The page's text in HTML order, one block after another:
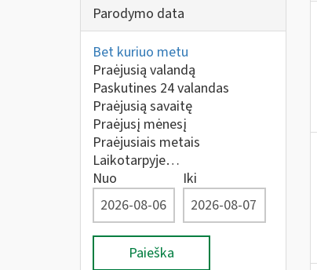
Parodymo data
Bet kuriuo metu
Praėjusią valandą
Paskutines 24 valandas
Praėjusią savaitę
Praėjusį mėnesį
Praėjusiais metais
Laikotarpyje…
Nuo
Iki
Paieška